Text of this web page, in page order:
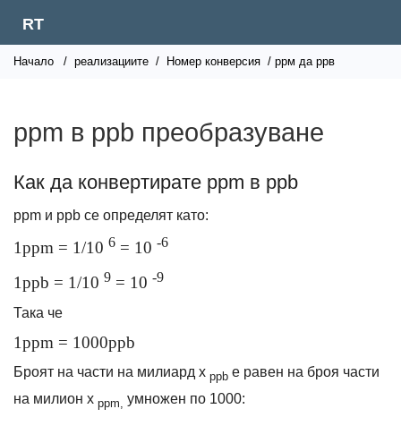
RT
Начало / реализациите / Номер конверсия / ррм да ррв
ppm в ppb преобразуване
Как да конвертирате ppm в ppb
ppm и ppb се определят като:
1ppm = 1/10 6 = 10 -6
1ppb = 1/10 9 = 10 -9
Така че
1ppm = 1000ppb
Броят на части на милиард x ppb е равен на броя части
на милион x ppm, умножен по 1000: